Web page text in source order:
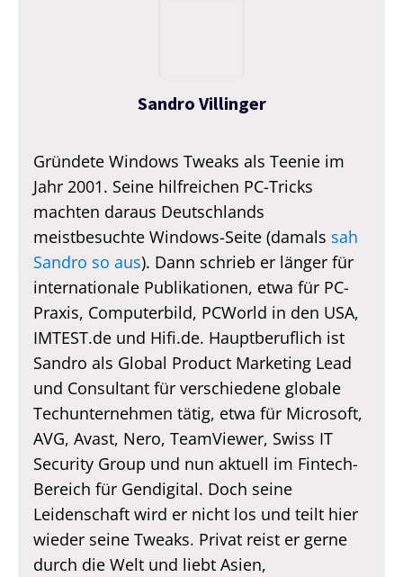
Sandro Villinger
Gründete Windows Tweaks als Teenie im
Jahr 2001. Seine hilfreichen PC-Tricks
machten daraus Deutschlands
meistbesuchte Windows-Seite (damals sah
Sandro so aus). Dann schrieb er länger für
internationale Publikationen, etwa für PC-
Praxis, Computerbild, PCWorld in den USA,
IMTEST.de und Hifi.de. Hauptberuflich ist
Sandro als Global Product Marketing Lead
und Consultant für verschiedene globale
Techunternehmen tätig, etwa für Microsoft,
AVG, Avast, Nero, TeamViewer, Swiss IT
Security Group und nun aktuell im Fintech-
Bereich für Gendigital. Doch seine
Leidenschaft wird er nicht los und teilt hier
wieder seine Tweaks. Privat reist er gerne
durch die Welt und liebt Asien,